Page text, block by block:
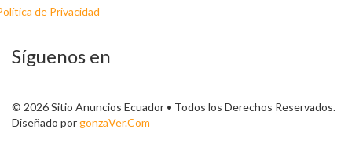
de Privacidad
Síguenos en
© 2026 Sitio Anuncios Ecuador • Todos los Derechos Reservados.
Diseñado porgonzaVer.Com